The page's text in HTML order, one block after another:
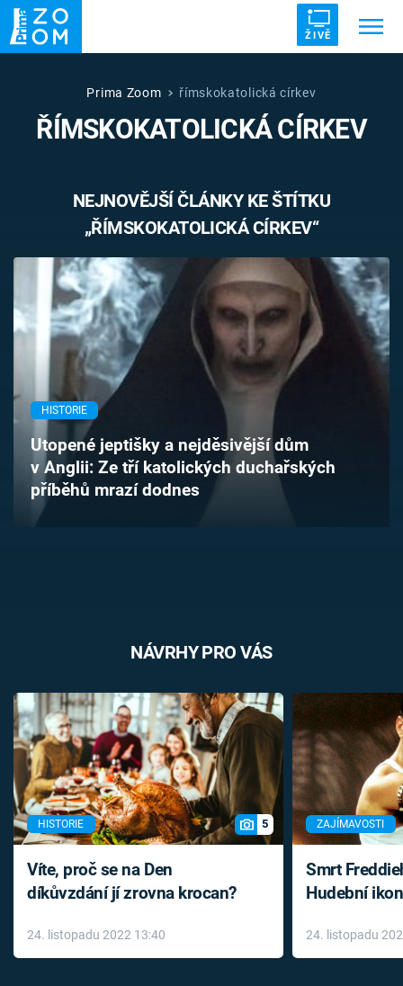
ŽIVĚ
ZRÁDCI DRUHÁ SVĚTOVÁ VÁLKA
ZÁHADY VETŘELCI DÁVNOVĚKU
Témata
Témata
Pořady
TV Program
Časopis
Sledujte prima+
Přihlášení
Prima Zoom římskokatolická církev
ŘÍMSKOKATOLICKÁ CÍRKEV
NEJNOVĚJŠÍ ČLÁNKY KE ŠTÍTKU
„ŘÍMSKOKATOLICKÁ CÍRKEV“
HISTORIE
Utopené jeptišky a nejděsivější dům
v Anglii: Ze tří katolických duchařských
příběhů mrazí dodnes
NÁVRHY PRO VÁS
HISTORIE 5
Víte, proč se na Den
díkůvzdání jí zrovna krocan?
24. listopadu 2022 13:40
ZAJÍMAVOSTI
Smrt
Hudební
léky
24. listopadu